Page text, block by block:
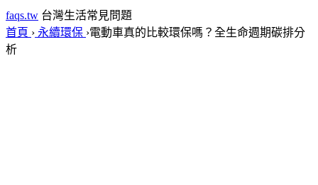
faqs.tw 台灣生活常見問題
首頁 › 永續環保 ›電動車真的比較環保嗎？全生命週期碳排分
析